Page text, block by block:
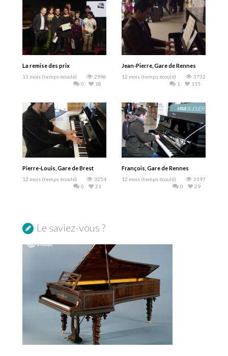
La remise des prix
11 mois (temps écoulé)
2996
18
0
Jean-Pierre, Gare de Rennes
12 mois (temps écoulé)
3732
115
1
Pierre-Louis, Gare de Brest
12 mois (temps écoulé)
3254
21
0
François, Gare de Rennes
12 mois (temps écoulé)
3197
29
0
Le saviez-vous ?